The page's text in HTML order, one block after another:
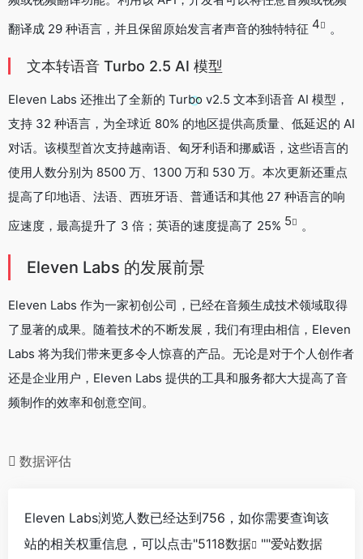
翻译成 29 种语言，并且保留原始发言者声音的独特特征 4 。
文本转语音 Turbo 2.5 AI 模型
Eleven Labs 还推出了全新的 Turbo v2.5 文本到语音 AI 模型，
支持 32 种语言，为全球近 80% 的地区提供高质量、低延迟的 AI
对话。该模型首次支持越南语、匈牙利语和挪威语，这些语言的
使用人数分别为 8500 万、1300 万和 530 万。本次更新还重点
提高了印地语、法语、西班牙语、普通话和其他 27 种语言的响
应速度，最高提升了 3 倍；英语的速度提高了 25% 5 。
Eleven Labs 的发展前景
Eleven Labs 作为一家初创公司，已经在音频生成技术领域取得
了显著的成果。随着技术的不断发展，我们有理由相信，Eleven
Labs 将为我们带来更多令人惊喜的产品。无论是对于个人创作者
还是企业用户，Eleven Labs 提供的工具和服务都大大提高了音
频制作的效率和创意空间。
数据评估
Eleven Labs浏览人数已经达到756，如你需要查询该
站的相关权重信息，可以点击"5118数据 ""爱站数据